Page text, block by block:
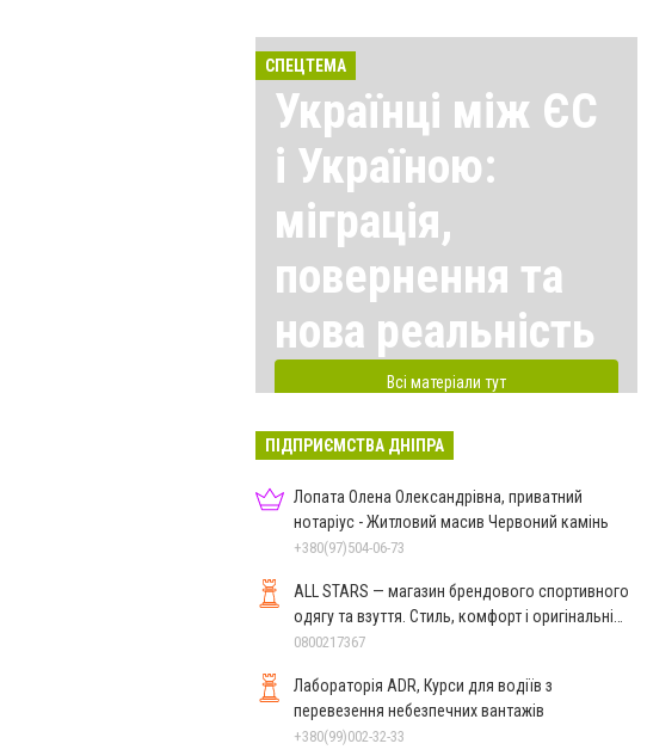
СПЕЦТЕМА
Українці між ЄС
і Україною:
міграція,
повернення та
нова реальність
Всі матеріали тут
ПІДПРИЄМСТВА ДНІПРА
Лопата Олена Олександрівна, приватний
нотаріус - Житловий масив Червоний камінь
+380(97)504-06-73
ALL STARS — магазин брендового спортивного
одягу та взуття. Стиль, комфорт і оригінальні
моделі
0800217367
Лабораторія ADR, Курси для водіїв з
перевезення небезпечних вантажів
+380(99)002-32-33